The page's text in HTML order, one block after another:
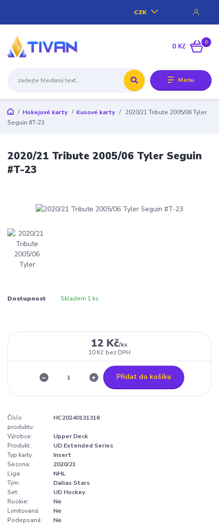
Menu
CZK
0
0 Kč
Hokejové karty Kusové karty
2020/21 Tribute 2005/06 Tyler
Seguin #T-23
2020/21 Tribute 2005/06 Tyler Seguin
#T-23
Dostupnost Skladem 1 ks
12 Kč/ks
10 Kč bez DPH
Přidat do košíku
Číslo
produktu:
HC20240131316
Výrobce:
Upper Deck
Produkt:
UD Extended Series
Typ karty:
Insert
Sezona:
2020/21
Liga:
NHL
Tým:
Dallas Stars
Set:
UD Hockey
Rookie:
Ne
Limitovaná:
Ne
Podepsaná:
Ne